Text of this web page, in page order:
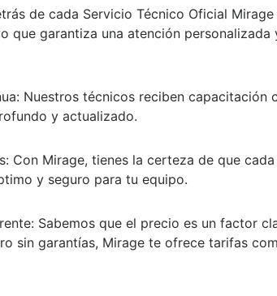
de cada Servicio Técnico Oficial
garantiza una atención personalizada
Nuestros técnicos reciben capacitación
y actualizado.
Con Mirage, tienes la certeza de que
y seguro para tu equipo.
Sabemos que el precio es un factor
sin garantías, Mirage te ofrece tarifas